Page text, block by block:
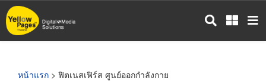
ข้าม
ไป
หน้าแรก > ฟิตเนสเฟิร์ส ศูนย์ออกกำลังกาย